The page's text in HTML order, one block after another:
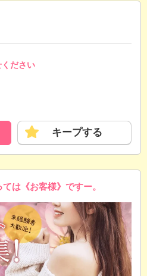
ださい
キープする
は《お客様》ですー。